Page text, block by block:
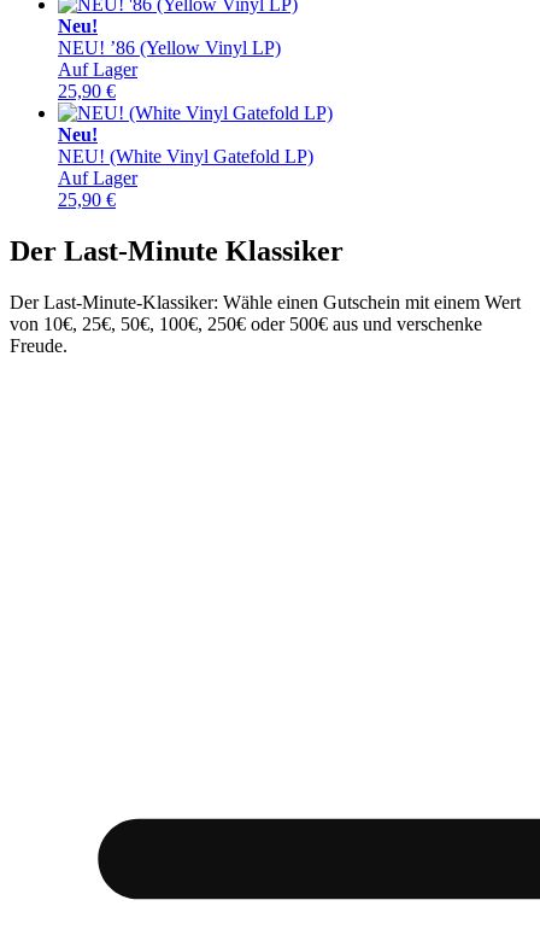
Neu!
NEU! ’86 (Yellow Vinyl LP)
Auf Lager
25,90 €
Neu!
NEU! (White Vinyl Gatefold LP)
Auf Lager
25,90 €
Der Last-Minute Klassiker
Der Last-Minute-Klassiker: Wähle einen Gutschein mit einem Wert
von 10€, 25€, 50€, 100€, 250€ oder 500€ aus und verschenke
Freude.